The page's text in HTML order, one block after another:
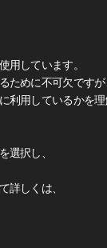
用しています。
ために不可欠です
利用しているかを
択し、
しくは、